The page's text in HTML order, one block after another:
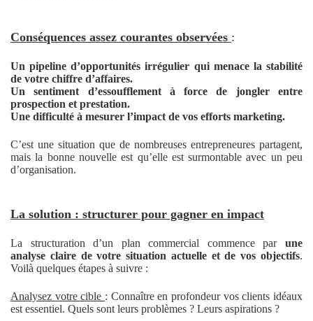
Conséquences assez courantes observées :
Un pipeline d’opportunités irrégulier qui menace la stabilité
de votre chiffre d’affaires.
Un sentiment d’essoufflement à force de jongler entre
prospection et prestation.
Une difficulté à mesurer l’impact de vos efforts marketing.
C’est une situation que de nombreuses entrepreneures partagent,
mais la bonne nouvelle est qu’elle est surmontable avec un peu
d’organisation.
La solution : structurer pour gagner en impact
La structuration d’un plan commercial commence par une
analyse claire de votre situation actuelle et de vos objectifs.
Voilà quelques étapes à suivre :
Analysez votre cible : Connaître en profondeur vos clients idéaux
est essentiel. Quels sont leurs problèmes ? Leurs aspirations ?